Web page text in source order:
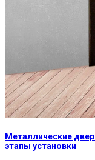
Металлические
этапы установки